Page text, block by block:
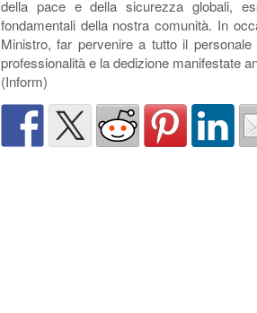
della pace e della sicurezza globali,
fondamentali della nostra comunità. In
Ministro, far pervenire a tutto il
professionalità e la dedizione manifestate
(Inform)